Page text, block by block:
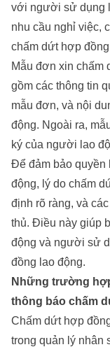
với người sử dụng
nhu cầu nghỉ việc,
chấm dứt hợp
Mẫu đơn xin chấm
gồm các thông tin
mẫu đơn, và nội
động. Ngoài ra,
ký của người lao
Để đảm bảo quyền
động, lý do chấm
định rõ ràng, và
thủ. Điều này giúp
động và người sử
đồng lao động.
Những trường
thông báo chấm
Chấm dứt hợp
trong quản lý nhân